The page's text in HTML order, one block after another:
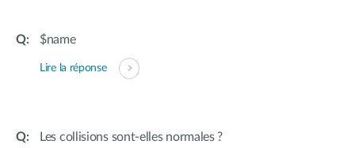
$name
Lire la réponse
Les collisions sont-elles normales ?